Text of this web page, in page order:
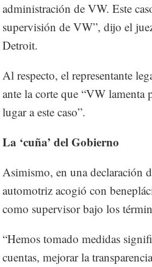
administración de VW. Este
supervisión de VW”, dijo el
Detroit.
Al respecto, el representante
ante la corte que “VW
lugar a este caso”.
La ‘cuña’ del Gobierno
Asimismo, en una declaración
automotriz acogió con
como supervisor bajo los
“Hemos tomado medidas
cuentas, mejorar la